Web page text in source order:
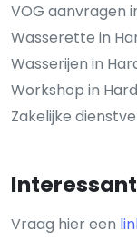
VOG aanvragen
Wasserette in
Wasserijen in
Workshop in
Zakelijke
Vraag hier een